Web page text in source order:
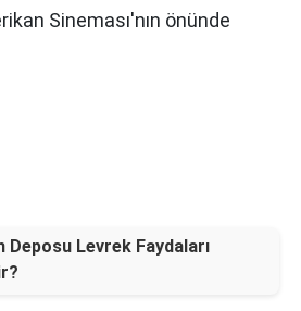
Sineması'nın önünde
Deposu Levrek Faydaları